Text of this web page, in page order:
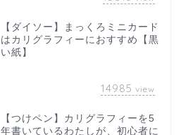
【ダイソー】まっくろミニカード
はカリグラフィーにおすすめ【黒
い紙】
14985 view
【つけペン】カリグラフィーを5
年書いているわたしが、初心者に